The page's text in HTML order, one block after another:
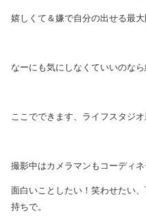
嬉しくて＆嫌で自分の出せる最
なーにも気にしなくていいのな
ここでできます、ライフスタジオ
撮影中はカメラマンもコーディネ
面白いことしたい！笑わせたい
持ちで。